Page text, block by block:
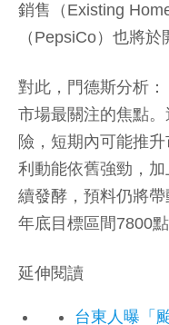
銷售（Existing
（PepsiCo）也將於
對此，門德斯分析
市場最關注的焦點
險，短期內可能推
利動能依舊強勁，
續發酵，預料仍將
年底目標區間7800
延伸閱讀
台東人曝「